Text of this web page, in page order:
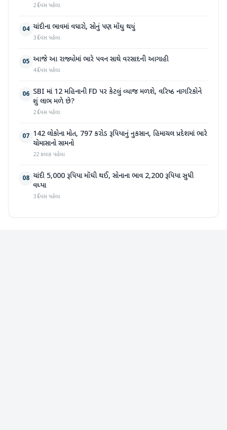
2 દિવસ પહેલા
04 ચાંદીના ભાવમાં વધારો, સોનું પણ મોંઘુ થયું
3 દિવસ પહેલા
05 આજે આ રાજ્યોમાં ભારે પવન સાથે વરસાદની આગાહી
4 દિવસ પહેલા
06 SBI માં 12 મહિનાની FD પર કેટલું વ્યાજ મળશે, વરિષ્ઠ નાગરિકોને
શું લાભ મળે છે?
2 દિવસ પહેલા
07 142 લોકોના મોત, 797 કરોડ રૂપિયાનું નુકસાન, હિમાચલ પ્રદેશમાં ભારે
ચોમાસાનો સામનો
22 કલાક પહેલા
08 ચાંદી 5,000 રૂપિયા મોંઘી થઈ, સોનાના ભાવ 2,200 રૂપિયા સુધી
વધ્યા
3 દિવસ પહેલા